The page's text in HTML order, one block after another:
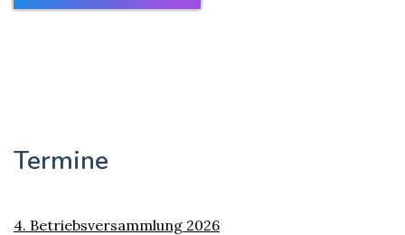
Termine
4. Betriebsversammlung 2026